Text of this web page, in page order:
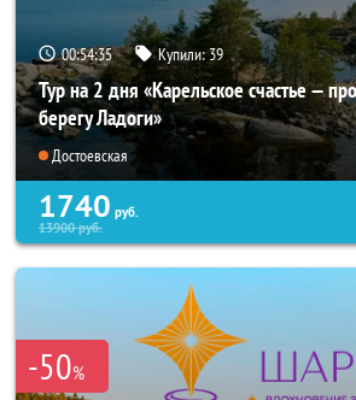
00:54:33 Купили:39
Тур на 2 дня «Карельское счастье —
берегу Ладоги»
Достоевская
1740 руб.
13900руб.
-50%